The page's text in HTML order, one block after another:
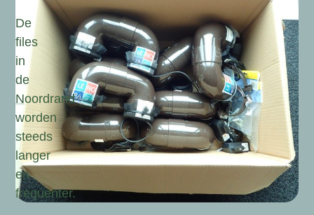
De
files
in
de
Noordrand
worden
steeds
langer
en
frequenter.